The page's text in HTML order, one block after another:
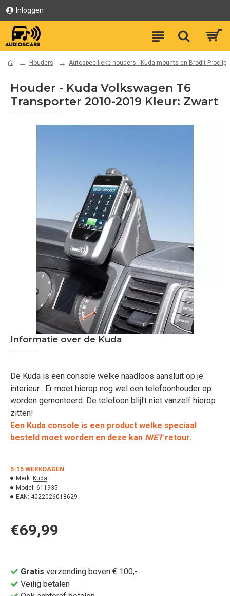
Inloggen
Houders Autospecifieke houders - Kuda mounts en Brodit Proclip
Houder - Kuda Volkswagen T6
Transporter 2010-2019 Kleur: Zwart
Informatie over de Kuda
De Kuda is een console welke naadloos aansluit op je
interieur . Er moet hierop nog wel een telefoonhouder op
worden gemonteerd. De telefoon blijft niet vanzelf hierop
zitten!
Een Kuda console is een product welke speciaal
besteld moet worden en deze kan NIETretour.
€69,99
5-15 WERKDAGEN
Merk: Kuda
Model: 611935
EAN: 4022026018629
Gratis verzending boven € 100,-
Veilig betalen